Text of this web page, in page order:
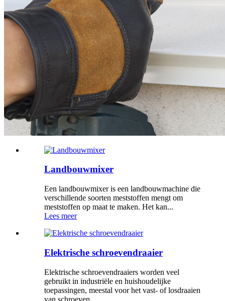
Landbouwmixer
Een landbouwmixer is een landbouwmachine die
verschillende soorten meststoffen mengt om
meststoffen op maat te maken. Het kan...
Lees meer
Elektrische schroevendraaier
Elektrische schroevendraaiers worden veel
gebruikt in industriële en huishoudelijke
toepassingen, meestal voor het vast- of losdraaien
van schroeven.